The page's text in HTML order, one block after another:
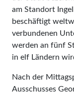
am Standort
beschäftigt
verbundenen
werden an fünf
in elf Ländern
Nach der
Ausschusses